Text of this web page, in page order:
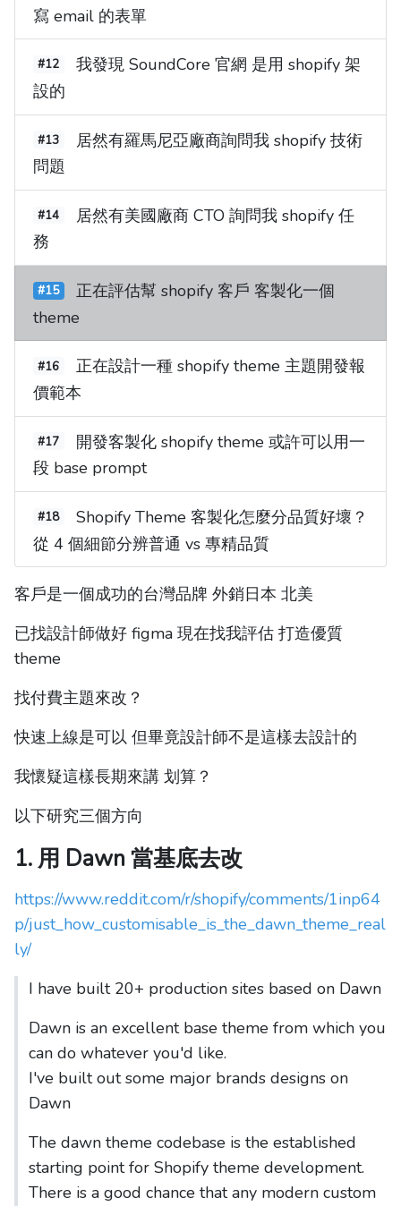
寫 email 的表單
#12
我發現 SoundCore 官網 是用 shopify 架
設的
#13
居然有羅馬尼亞廠商詢問我 shopify 技術
問題
#14
居然有美國廠商 CTO 詢問我 shopify 任
務
#15
正在評估幫 shopify 客戶 客製化一個
theme
#16
正在設計一種 shopify theme 主題開發報
價範本
#17
開發客製化 shopify theme 或許可以用一
段 base prompt
#18
Shopify Theme 客製化怎麼分品質好壞？
從 4 個細節分辨普通 vs 專精品質
客戶是一個成功的台灣品牌 外銷日本 北美
已找設計師做好 figma 現在找我評估 打造優質
theme
找付費主題來改？
快速上線是可以 但畢竟設計師不是這樣去設計的
我懷疑這樣長期來講 划算？
以下研究三個方向
1. 用 Dawn 當基底去改
https://www.reddit.com/r/shopify/comments/1inp64
p/just_how_customisable_is_the_dawn_theme_real
ly/
I have built 20+ production sites based on Dawn
Dawn is an excellent base theme from which you
can do whatever you'd like.
I've built out some major brands designs on
Dawn
The dawn theme codebase is the established
starting point for Shopify theme development.
There is a good chance that any modern custom